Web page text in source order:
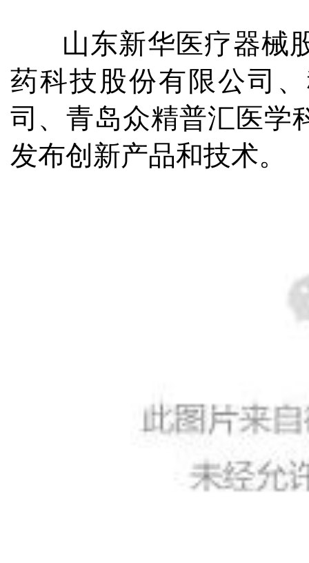
山东新华医疗器械
药科技股份有限公司
司、青岛众精普汇医学
发布创新产品和技术。